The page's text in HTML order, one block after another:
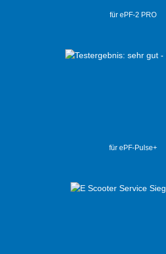
für ePF-2 PRO
für ePF-Pulse+